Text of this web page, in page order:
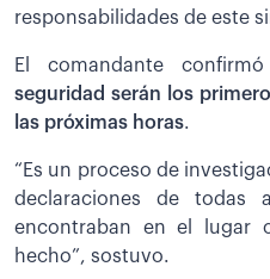
responsabilidades de este
El comandante
seguridad serán los
las próximas horas.
“Es un proceso de
declaraciones de todas
encontraban en el lugar
hecho”, sostuvo.